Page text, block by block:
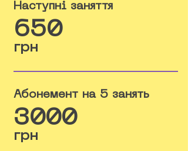
Наступні заняття
650
грн
Абонемент на 5 занять
3000
грн